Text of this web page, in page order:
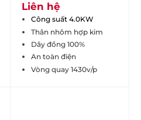
Liên hệ
Công suất 4.0KW
Thân nhôm hợp kim
Dây đồng 100%
An toàn điện
Vòng quay 1430v/p